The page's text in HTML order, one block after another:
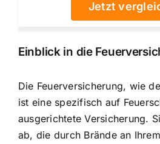
Jetzt
Einblick in die
Die Feuerversicherung, wie
ist eine spezifisch auf
ausgerichtete Versicherung.
ab, die durch Brände an